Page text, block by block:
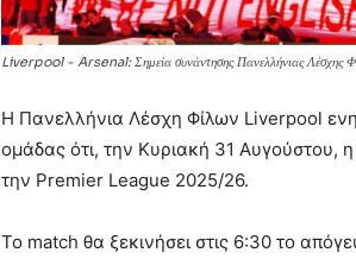
Liverpool - Arsenal: Σημεία συνάντησης Πανελλήνιας
Η Πανελλήνια Λέσχη Φίλων Liverpool
ομάδας ότι, την Κυριακή 31 Αυγούστου,
την Premier League 2025/26.
Το match θα ξεκινήσει στις 6:30 το